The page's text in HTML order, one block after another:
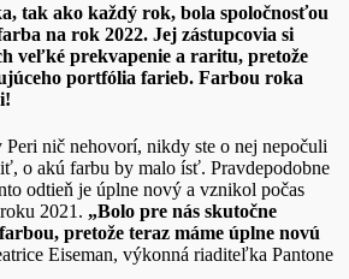
tak ako každý rok, bola spoločnosťou
na rok 2022. Jej zástupcovia si
veľké prekvapenie a raritu, pretože
portfólia farieb. Farbou roka
nič nehovorí, nikdy ste o nej nepočuli
o akú farbu by malo ísť. Pravdepodobne
odtieň je úplne nový a vznikol počas
2021. „Bolo pre nás skutočne
pretože teraz máme úplne novú
Eiseman, výkonná riaditeľka Pantone